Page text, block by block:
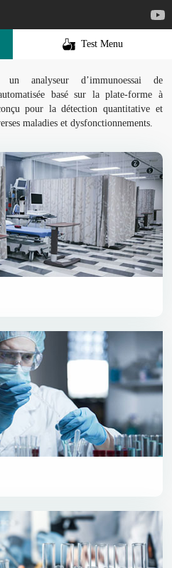
Test Menu
analyseur d’immunoessai de
basé sur la plate-forme à
pour la détection quantitative et
maladies et dysfonctionnements.